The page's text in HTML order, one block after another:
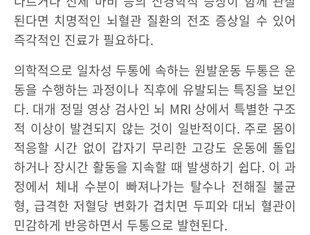
된다면 치명적인 뇌혈관 질환의 전조 증상일 수 있어
즉각적인 진료가 필요하다.
의학적으로 일차성 두통에 속하는 원발운동 두통은 운
동을 수행하는 과정이나 직후에 유발되는 특징을 보인
다. 대개 정밀 영상 검사인 뇌 MRI 상에서 특별한 구조
적 이상이 발견되지 않는 것이 일반적이다. 주로 몸이
적응할 시간 없이 갑자기 무리한 고강도 운동에 돌입
하거나 장시간 활동을 지속할 때 발생하기 쉽다. 이 과
정에서 체내 수분이 빠져나가는 탈수나 전해질 불균
형, 급격한 저혈당 변화가 겹치면 두피와 대뇌 혈관이
민감하게 반응하면서 두통으로 발현된다.